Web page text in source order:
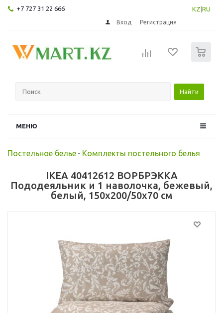
+7 727 31 22 666 KZ RU
Вход Регистрация
Найти
МЕНЮ
Постельное белье - Комплекты постельного белья
IKEA 40412612 ВОРБРЭККА
Пододеяльник и 1 наволочка, бежевый,
белый, 150x200/50x70 см